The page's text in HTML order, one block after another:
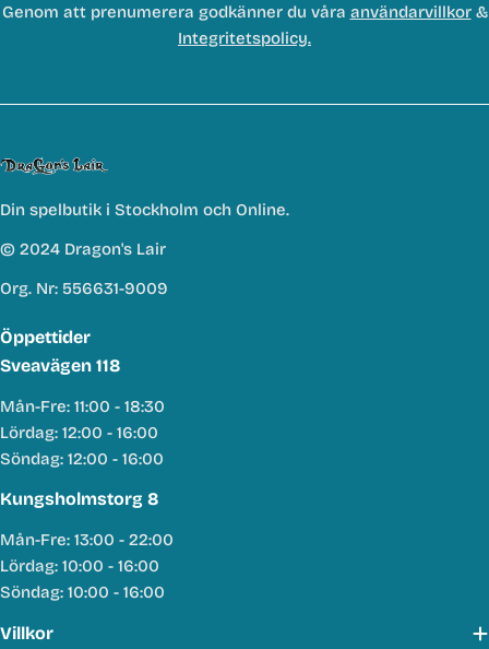
Genom att prenumerera godkänner du våra användarvillkor&
Integritetspolicy.
Din spelbutik i Stockholm och Online.
© 2024 Dragon's Lair
Org. Nr: 556631-9009
Öppettider
Sveavägen 118
Mån-Fre: 11:00 - 18:30
Lördag: 12:00 - 16:00
Söndag: 12:00 - 16:00
Kungsholmstorg 8
Mån-Fre: 13:00 - 22:00
Lördag: 10:00 - 16:00
Söndag: 10:00 - 16:00
Villkor